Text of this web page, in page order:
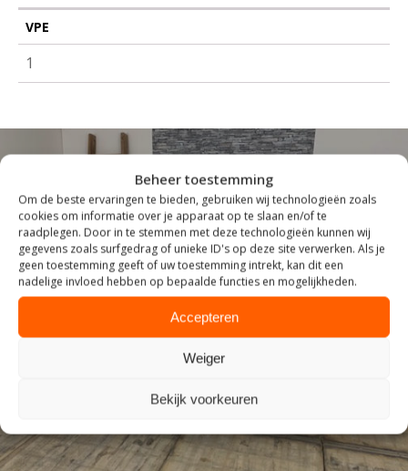
Beheer toestemming
Om de beste ervaringen te bieden, gebruiken wij technologieën zoals
cookies om informatie over je apparaat op te slaan en/of te
raadplegen. Door in te stemmen met deze technologieën kunnen wij
gegevens zoals surfgedrag of unieke ID's op deze site verwerken. Als je
geen toestemming geeft of uw toestemming intrekt, kan dit een
nadelige invloed hebben op bepaalde functies en mogelijkheden.
Accepteren
Weiger
Bekijk voorkeuren
VPE
1
TAFELS